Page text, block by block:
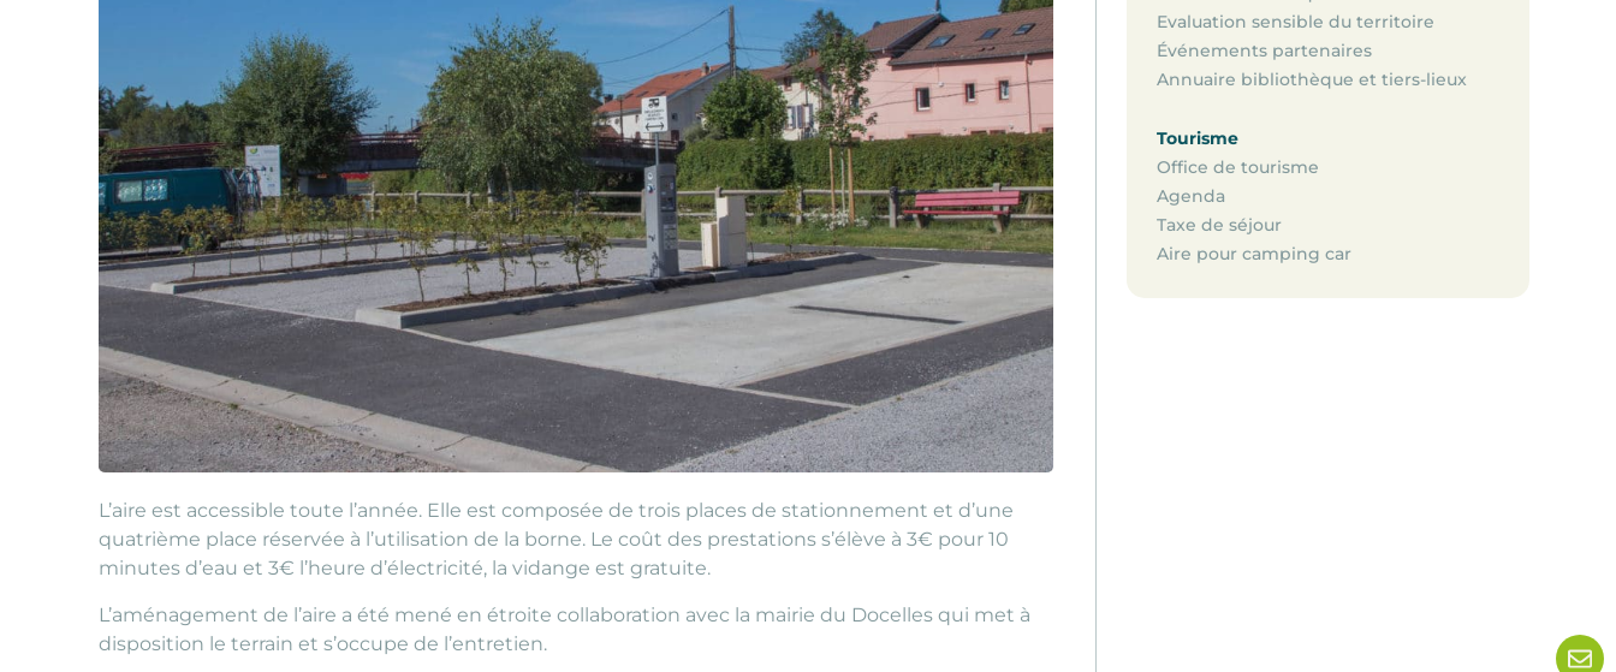
L’aire est accessible toute l’année. Elle est composée de trois places de stationnement et d’une
quatrième place réservée à l’utilisation de la borne. Le coût des prestations s’élève à 3€ pour 10
minutes d’eau et 3€ l’heure d’électricité, la vidange est gratuite.
L’aménagement de l’aire a été mené en étroite collaboration avec la mairie du Docelles qui met à
disposition le terrain et s’occupe de l’entretien.
Evaluation sensible du territoire
Événements partenaires
Annuaire bibliothèque et tiers-lieux
Tourisme
Office de tourisme
Agenda
Taxe de séjour
Aire pour camping car